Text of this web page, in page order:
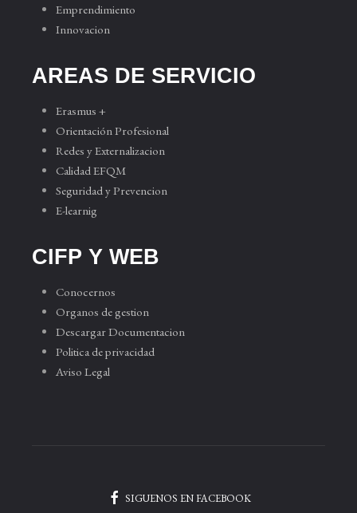
Emprendimiento
Innovacion
AREAS DE SERVICIO
Erasmus +
Orientación Profesional
Redes y Externalizacion
Calidad EFQM
Seguridad y Prevencion
E-learnig
CIFP Y WEB
Conocernos
Organos de gestion
Descargar Documentacion
Politica de privacidad
Aviso Legal
SIGUENOS EN FACEBOOK